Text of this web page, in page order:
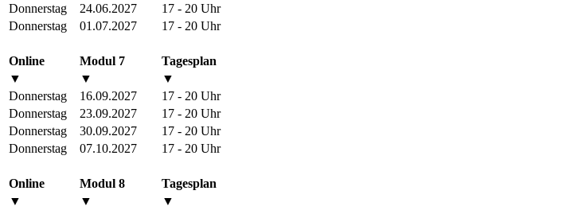
Donnerstag
24.06.2027
17 - 20 Uhr
Donnerstag
01.07.2027 17 - 20 Uhr
Online Modul 7
Tagesplan
▼
▼
▼
Donnerstag
16.09.2027
17 - 20 Uhr
Donnerstag
23.09.2027
17 - 20 Uhr
Donnerstag
30.09.2027
17 - 20 Uhr
Donnerstag
07.10.2027 17 - 20 Uhr
Online Modul 8
Tagesplan
▼
▼
▼